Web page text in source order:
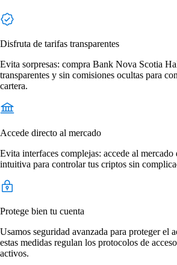
Disfruta de tarifas transparentes
Evita sorpresas: compra Bank Nova Scotia
transparentes y sin comisiones ocultas para
cartera.
Accede directo al mercado
Evita interfaces complejas: accede al mercado
intuitiva para controlar tus criptos sin
Protege bien tu cuenta
Usamos seguridad avanzada para proteger el
estas medidas regulan los protocolos de
activos.